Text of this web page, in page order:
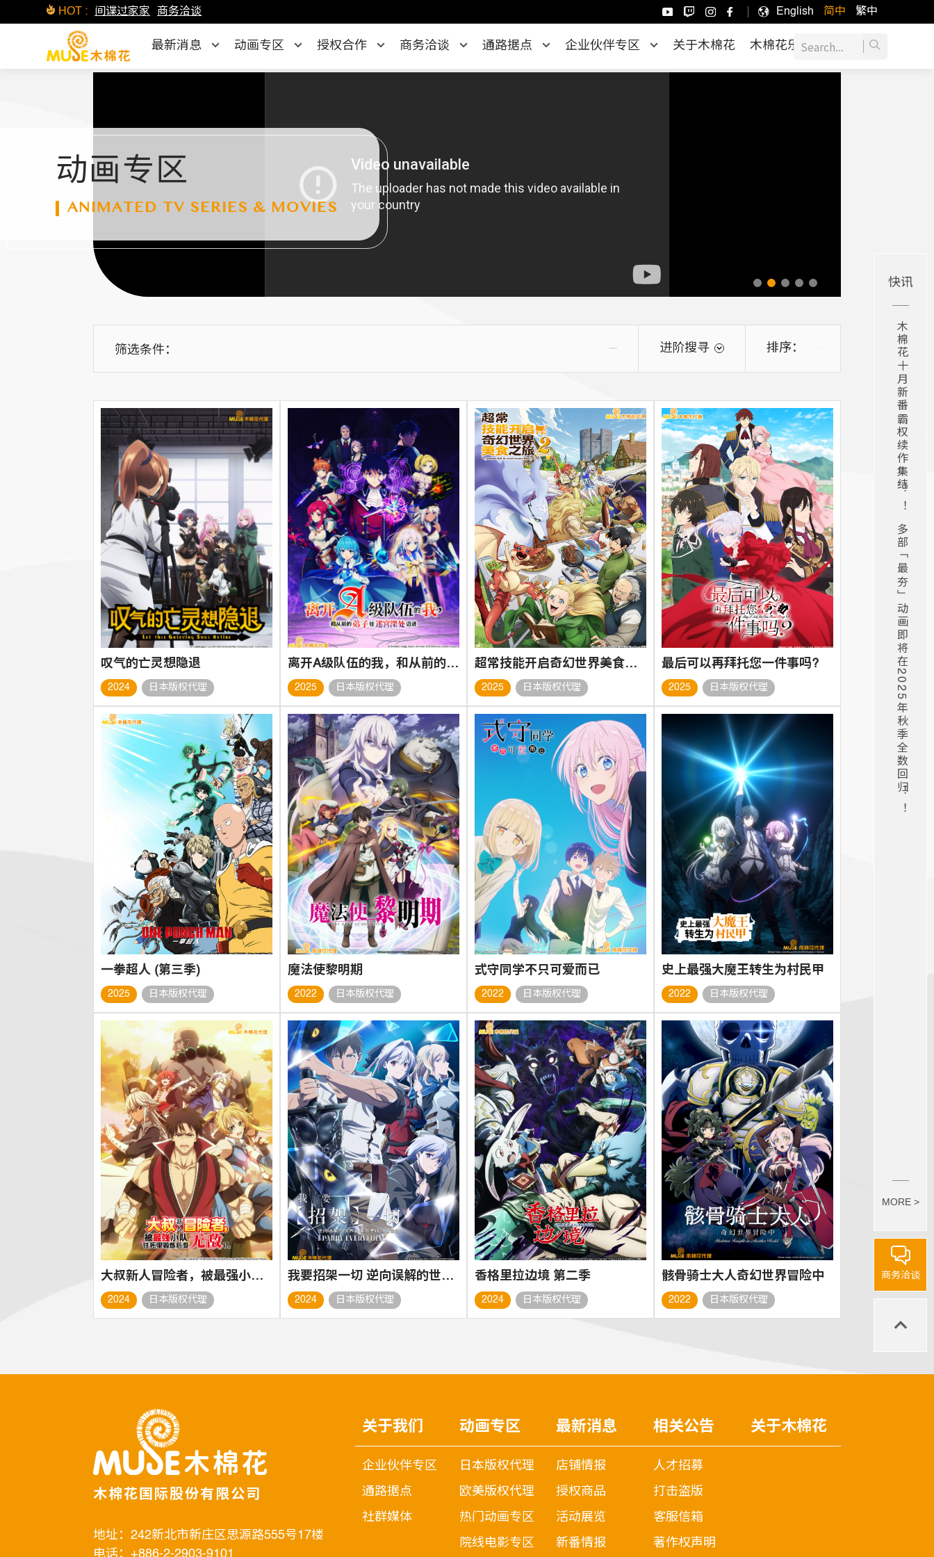
HOT : 间谍过家家 商务洽谈 English 简中 繁中
最新消息 动画专区 授权合作 商务洽谈 通路据点 企业伙伴专区 关于木棉花 木棉花乐园
动画专区
ANIMATED TV SERIES & MOVIES
筛选条件： 进阶搜寻 排序：
叹气的亡灵想隐退
2024 日本版权代理
离开A级队伍的我，和从前的弟子往迷宫深处迈进
2025 日本版权代理
超常技能开启奇幻世界美食之旅 第二季
2025 日本版权代理
最后可以再拜托您一件事吗?
2025 日本版权代理
一拳超人 (第三季)
2025 日本版权代理
魔法使黎明期
2022 日本版权代理
式守同学不只可爱而已
2022 日本版权代理
史上最强大魔王转生为村民甲
2022 日本版权代理
大叔新人冒险者，被最强小队往死里锻炼后变无敌了
2024 日本版权代理
我要招架一切 逆向误解的世界最强梦想成为冒险者
2024 日本版权代理
香格里拉边境 第二季
2024 日本版权代理
骸骨骑士大人奇幻世界冒险中
2022 日本版权代理
木棉花国际股份有限公司
地址：242新北市新庄区思源路555号17楼
电话：+886-2-2903-9101
关于我们
企业伙伴专区
通路据点
社群媒体
动画专区
日本版权代理
欧美版权代理
热门动画专区
院线电影专区
最新消息
店铺情报
授权商品
活动展览
新番情报
相关公告
人才招募
打击盗版
客服信箱
著作权声明
关于木棉花
快讯
木棉花十月新番霸权续作集结！ ！多部「最夯」动画即将在2025年秋季全数回归！ ！
MORE >
商务洽谈